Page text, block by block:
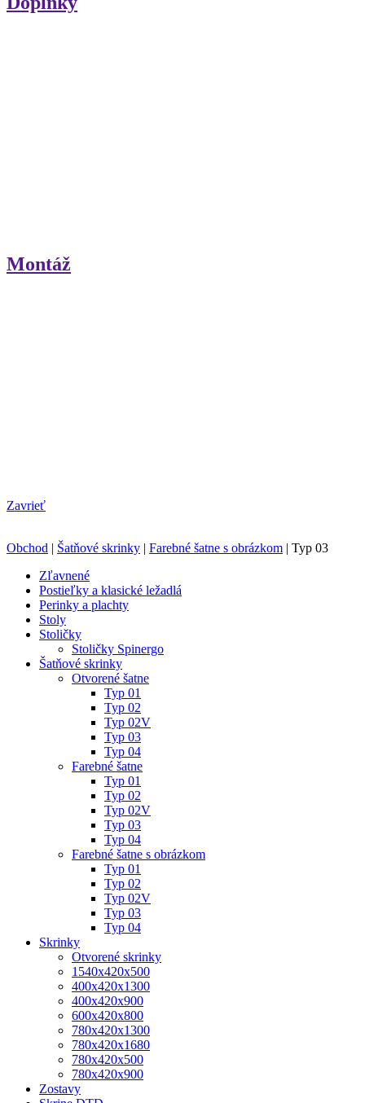
Montáž
Zavrieť
Obchod | Šatňové skrinky | Farebné šatne s obrázkom | Typ 03
Zľavnené
Postieľky a klasické ležadlá
Perinky a plachty
Stoly
Stoličky
Stoličky Spinergo
Šatňové skrinky
Otvorené šatne
Typ 01
Typ 02
Typ 02V
Typ 03
Typ 04
Farebné šatne
Typ 01
Typ 02
Typ 02V
Typ 03
Typ 04
Farebné šatne s obrázkom
Typ 01
Typ 02
Typ 02V
Typ 03
Typ 04
Skrinky
Otvorené skrinky
1540x420x500
400x420x1300
400x420x900
600x420x800
780x420x1300
780x420x1680
780x420x500
780x420x900
Zostavy